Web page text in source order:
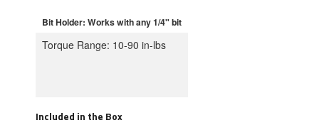
Bit Holder: Works with any 1/4" bit
Torque Range: 10-90 in-lbs
Included in the Box